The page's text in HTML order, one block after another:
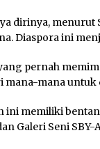
dirinya, menurut
Diaspora ini
pernah
mana-mana untuk
ini memiliki
Galeri Seni SBY-